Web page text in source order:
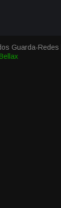
Guarda-Redes |